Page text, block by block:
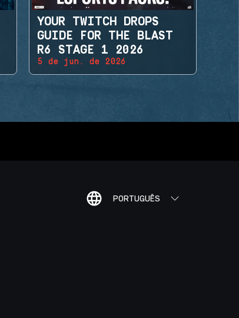
YOUR TWITCH DROPS
GUIDE FOR THE BLAST
R6 STAGE 1 2026
5 de jun. de 2026
PORTUGUÊS